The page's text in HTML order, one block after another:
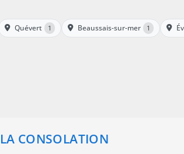
Quévert 1 Beaussais-sur-mer 1
CONSOLATION